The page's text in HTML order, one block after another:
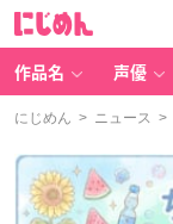
作品名 声優
にじめん > ニュース >